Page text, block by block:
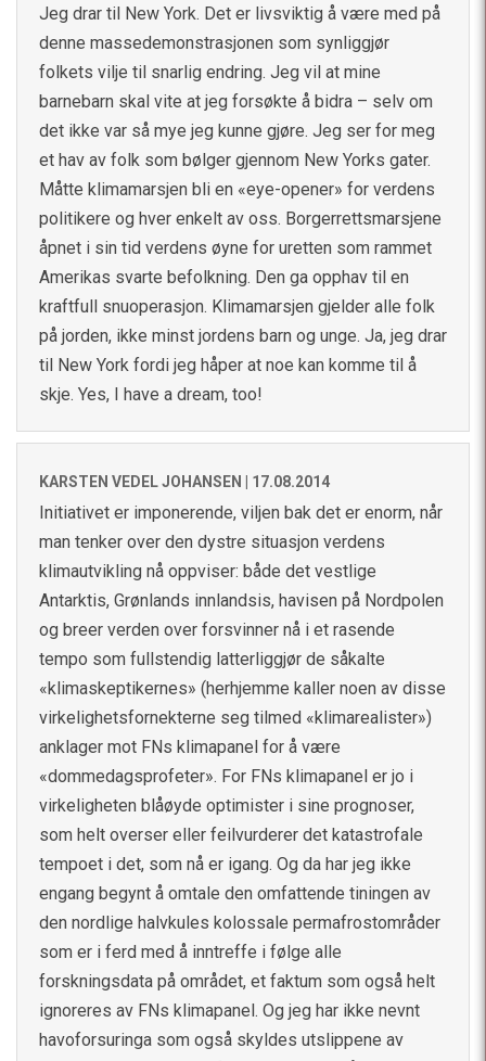
Jeg drar til New York. Det er livsviktig å være med på
denne massedemonstrasjonen som synliggjør
folkets vilje til snarlig endring. Jeg vil at mine
barnebarn skal vite at jeg forsøkte å bidra – selv om
det ikke var så mye jeg kunne gjøre. Jeg ser for meg
et hav av folk som bølger gjennom New Yorks gater.
Måtte klimamarsjen bli en «eye-opener» for verdens
politikere og hver enkelt av oss. Borgerrettsmarsjene
åpnet i sin tid verdens øyne for uretten som rammet
Amerikas svarte befolkning. Den ga opphav til en
kraftfull snuoperasjon. Klimamarsjen gjelder alle folk
på jorden, ikke minst jordens barn og unge. Ja, jeg drar
til New York fordi jeg håper at noe kan komme til å
skje. Yes, I have a dream, too!
KARSTEN VEDEL JOHANSEN | 17.08.2014
Initiativet er imponerende, viljen bak det er enorm, når
man tenker over den dystre situasjon verdens
klimautvikling nå oppviser: både det vestlige
Antarktis, Grønlands innlandsis, havisen på Nordpolen
og breer verden over forsvinner nå i et rasende
tempo som fullstendig latterliggjør de såkalte
«klimaskeptikernes» (herhjemme kaller noen av disse
virkelighetsfornekterne seg tilmed «klimarealister»)
anklager mot FNs klimapanel for å være
«dommedagsprofeter». For FNs klimapanel er jo i
virkeligheten blåøyde optimister i sine prognoser,
som helt overser eller feilvurderer det katastrofale
tempoet i det, som nå er igang. Og da har jeg ikke
engang begynt å omtale den omfattende tiningen av
den nordlige halvkules kolossale permafrostområder
som er i ferd med å inntreffe i følge alle
forskningsdata på området, et faktum som også helt
ignoreres av FNs klimapanel. Og jeg har ikke nevnt
havoforsuringa som også skyldes utslippene av